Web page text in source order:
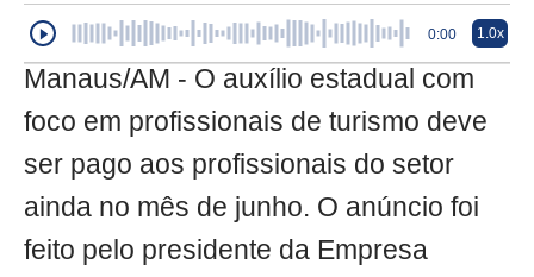
0:00 1.0x
Manaus/AM - O auxílio estadual com
foco em profissionais de turismo deve
ser pago aos profissionais do setor
ainda no mês de junho. O anúncio foi
feito pelo presidente da Empresa